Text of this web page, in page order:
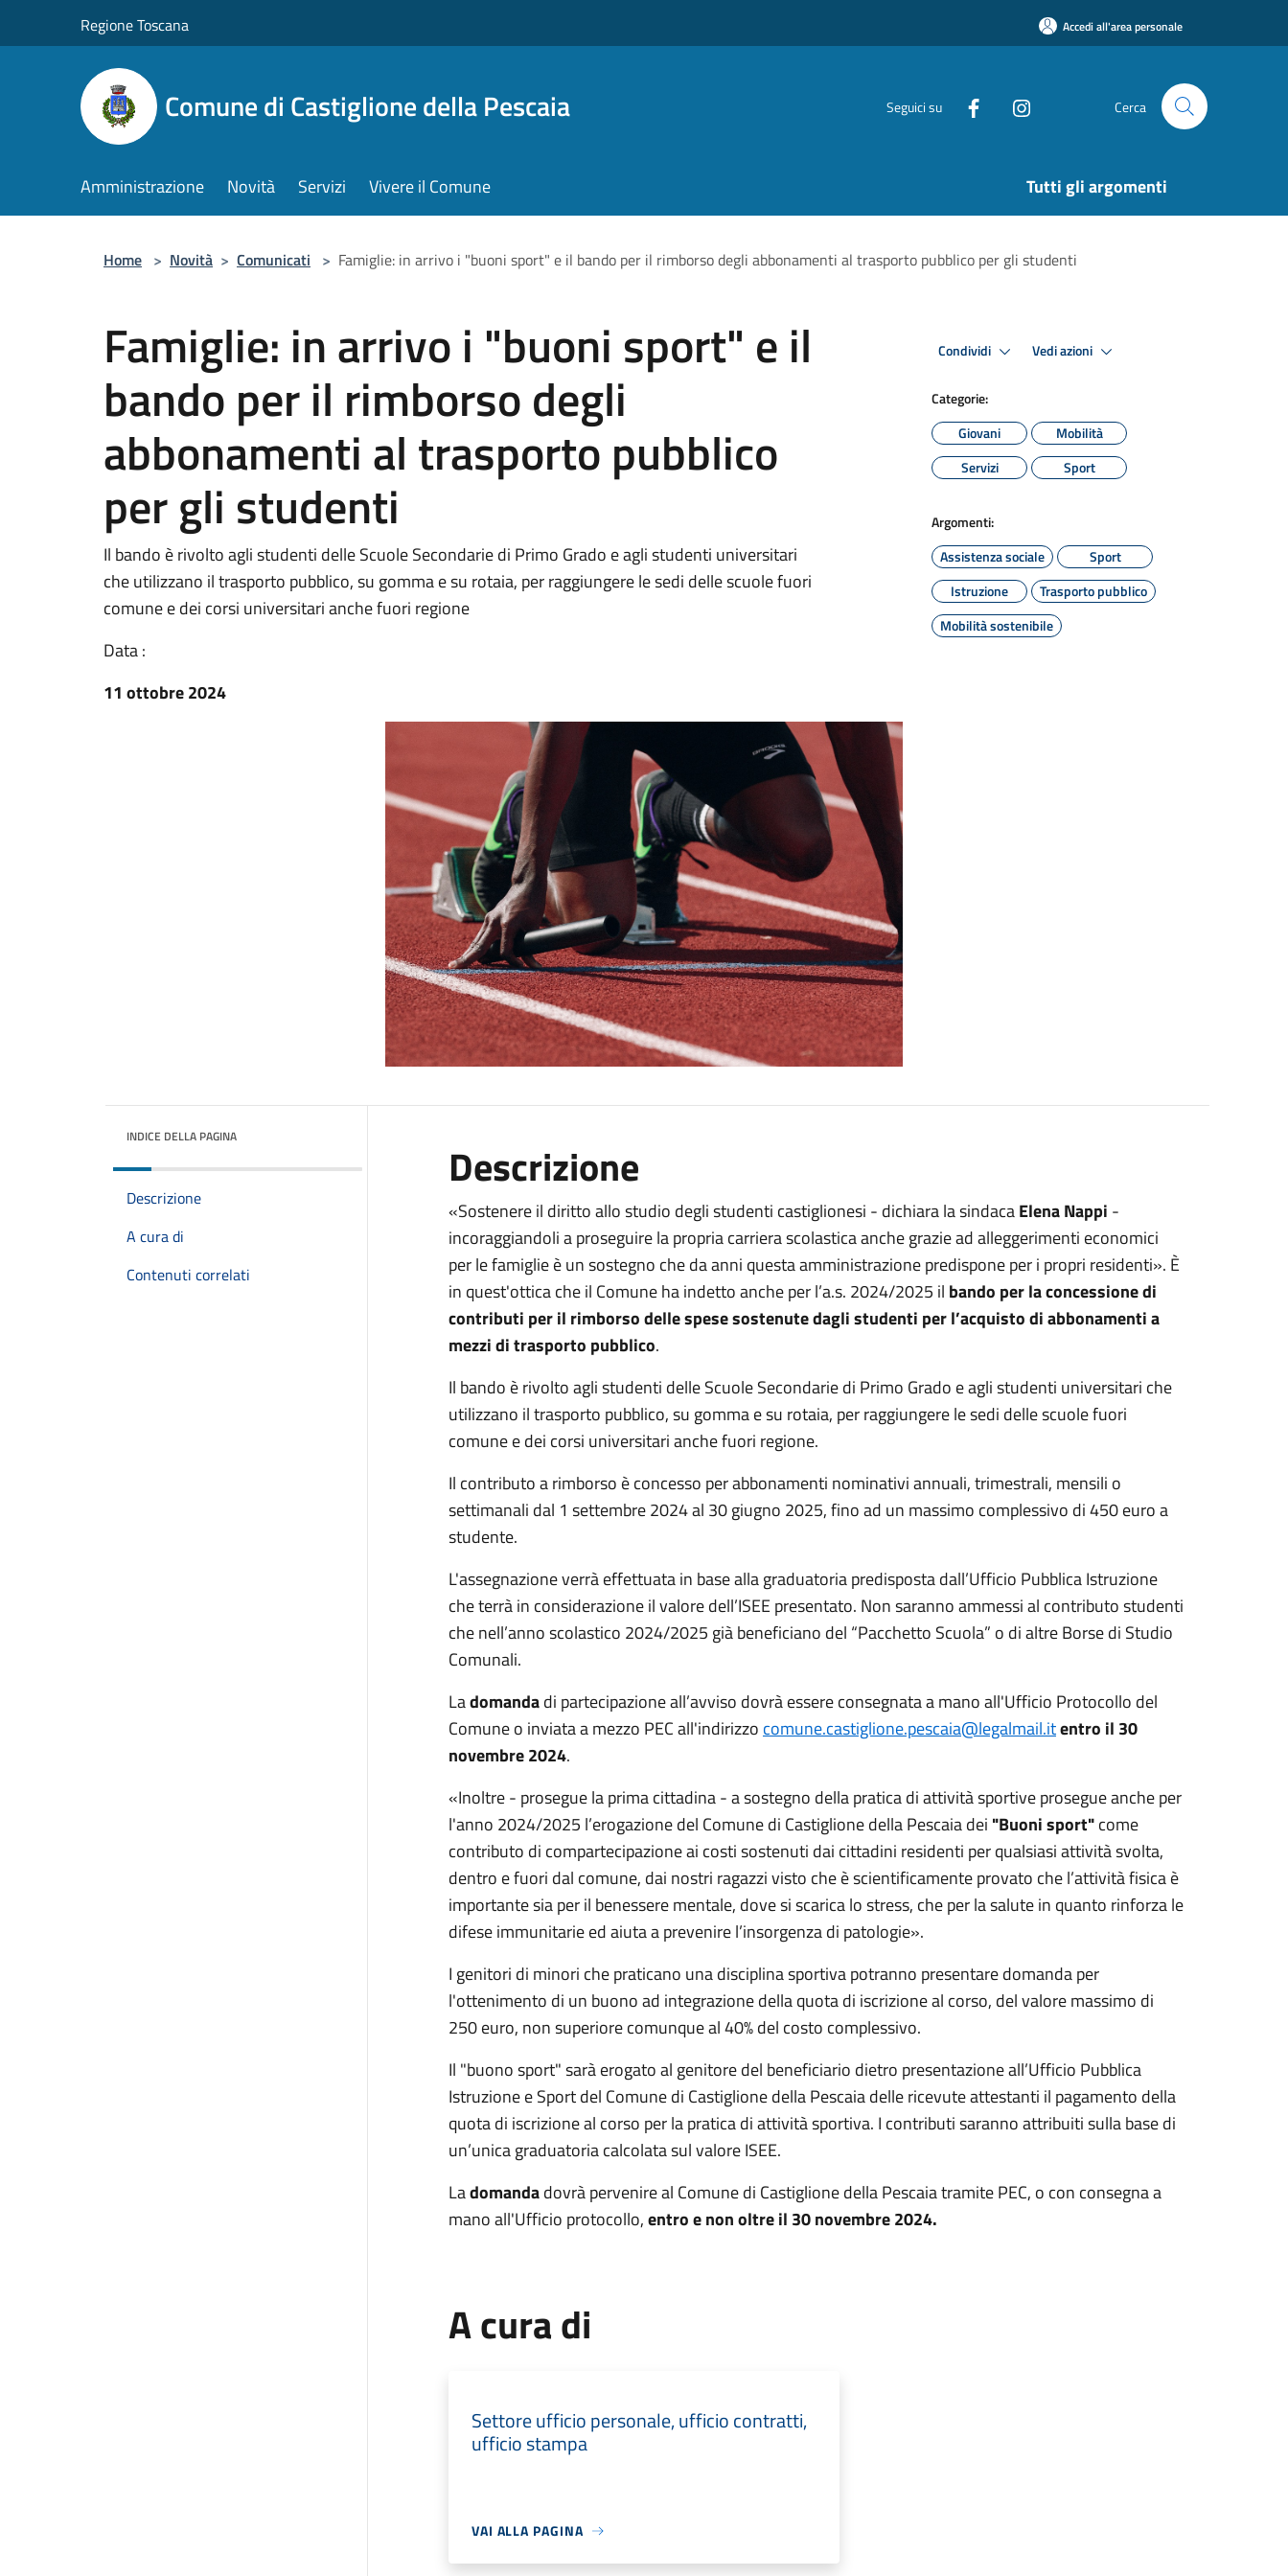
Regione Toscana Accedi all'area personale
Comune di Castiglione della Pescaia Seguici su Cerca
Amministrazione Novità Servizi Vivere il Comune Tutti gli argomenti
Home > Novità > Comunicati > Famiglie: in arrivo i "buoni sport" e il bando per il rimborso degli abbonamenti al trasporto pubblico per gli studenti
Famiglie: in arrivo i "buoni sport" e il
bando per il rimborso degli
abbonamenti al trasporto pubblico
per gli studenti
Il bando è rivolto agli studenti delle Scuole Secondarie di Primo Grado e agli studenti universitari
che utilizzano il trasporto pubblico, su gomma e su rotaia, per raggiungere le sedi delle scuole fuori
comune e dei corsi universitari anche fuori regione
Data :
11 ottobre 2024
Condividi Vedi azioni
Categorie:
Giovani
Mobilità
Servizi
Sport
Argomenti:
Assistenza sociale
Sport
Istruzione
Trasporto pubblico
Mobilità sostenibile
INDICE DELLA PAGINA
Descrizione
A cura di
Contenuti correlati
Descrizione
«Sostenere il diritto allo studio degli studenti castiglionesi - dichiara la sindacaElena Nappi -
incoraggiandoli a proseguire la propria carriera scolastica anche grazie ad alleggerimenti economici
per le famiglie è un sostegno che da anni questa amministrazione predispone per i propri residenti». È
in quest'ottica che il Comune ha indetto anche per l’a.s. 2024/2025 il bando per la concessione di
contributi per il rimborso delle spese sostenute dagli studenti per l’acquisto di abbonamenti a
mezzi di trasporto pubblico.
Il bando è rivolto agli studenti delle Scuole Secondarie di Primo Grado e agli studenti universitari che
utilizzano il trasporto pubblico, su gomma e su rotaia, per raggiungere le sedi delle scuole fuori
comune e dei corsi universitari anche fuori regione.
Il contributo a rimborso è concesso per abbonamenti nominativi annuali, trimestrali, mensili o
settimanali dal 1 settembre 2024al 30 giugno 2025, fino ad un massimo complessivo di 450 euro a
studente.
L'assegnazione verrà effettuata in base alla graduatoria predisposta dall’Ufficio Pubblica Istruzione
che terrà in considerazione il valore dell’ISEE presentato. Non saranno ammessi al contributo studenti
che nell’anno scolastico 2024/2025 già beneficiano del “Pacchetto Scuola” o di altre Borse di Studio
Comunali.
Ladomandadi partecipazione all’avviso dovrà essere consegnata a mano all'Ufficio Protocollo del
Comune o inviata a mezzo PEC all'indirizzo comune.castiglione.pescaia@legalmail.itentro il 30
novembre 2024.
«Inoltre - prosegue la prima cittadina - a sostegno della pratica di attività sportive prosegue anche per
l'anno 2024/2025 l’erogazione del Comune di Castiglione della Pescaia dei "Buoni sport"come
contributo di compartecipazione ai costi sostenuti dai cittadini residenti per qualsiasi attività svolta,
dentro e fuori dal comune, dai nostri ragazzi visto che è scientificamente provato che l’attività fisica è
importante sia per il benessere mentale, dove si scarica lo stress, che per la salute in quanto rinforza le
difese immunitarie ed aiuta a prevenire l’insorgenza di patologie».
I genitori di minori che praticano una disciplina sportiva potranno presentare domanda per
l'ottenimento di un buono ad integrazione della quota di iscrizione al corso, del valore massimo di
250 euro, non superiore comunque al 40% del costo complessivo.
Il "buono sport" sarà erogato al genitore del beneficiario dietro presentazione all’Ufficio Pubblica
Istruzione e Sport del Comune di Castiglione della Pescaia delle ricevute attestanti il pagamento della
quota di iscrizione al corso per la pratica di attività sportiva. I contributi saranno attribuiti sulla base di
un’unica graduatoria calcolata sul valore ISEE.
Ladomandadovrà pervenire al Comune di Castiglione della Pescaia tramite PEC, o con consegna a
mano all'Ufficio protocollo,entro e non oltreil 30 novembre 2024.
A cura di
Settore ufficio personale, ufficio contratti,
ufficio stampa
VAI ALLA PAGINA